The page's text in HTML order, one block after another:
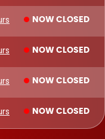
NOW CLOSED
NOW CLOSED
NOW CLOSED
NOW CLOSED